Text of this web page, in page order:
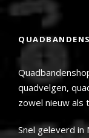
quadvelgen,
zowel nieuw als
Snel geleverd